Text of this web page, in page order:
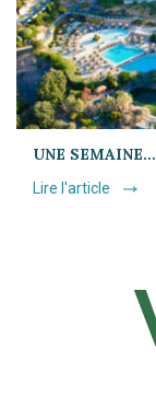
UNE
Lire l'article